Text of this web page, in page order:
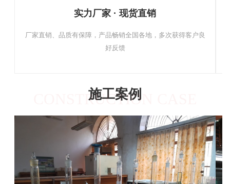
实力厂家 · 现货直销
厂家直销、品质有保障，产品畅销全国各地，多次获得客户良
好反馈
施工案例
CONSTRUCTION CASE